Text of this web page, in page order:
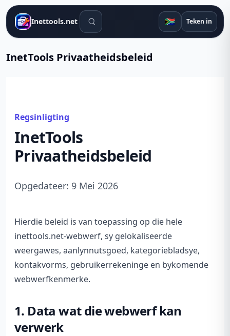
Inettools.net Soek gereedskap 🇿🇦 Teken in
InetTools Privaatheidsbeleid
Regsinligting
InetTools
Privaatheidsbeleid
Opgedateer: 9 Mei 2026
Hierdie beleid is van toepassing op die hele
inettools.net-webwerf, sy gelokaliseerde
weergawes, aanlynnutsgoed, kategoriebladsye,
kontakvorms, gebruikerrekeninge en bykomende
webwerfkenmerke.
1. Data wat die webwerf kan
verwerk